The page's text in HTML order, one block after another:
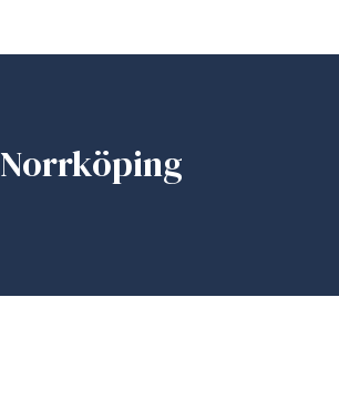
Norrköping